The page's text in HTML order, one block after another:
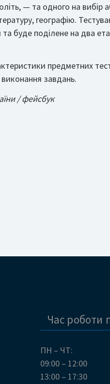
— та одного на вибір
географію.
буде поділене на два
предметних
виконання завдань.
/ фейсбук
Час роботи
ПН – ЧТ:
09:00 – 12:00
13:00 – 17:30